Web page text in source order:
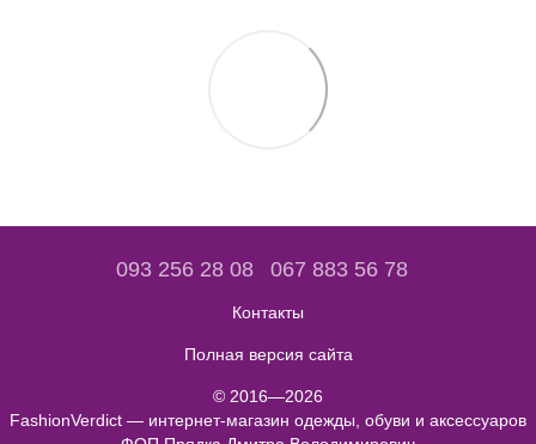
093 256 28 08 067 883 56 78
Контакты
Полная версия сайта
© 2016—2026
FashionVerdict — интернет-магазин одежды, обуви и аксессуаров